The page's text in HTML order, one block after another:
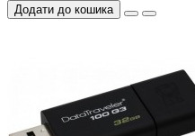
Додати до кошика